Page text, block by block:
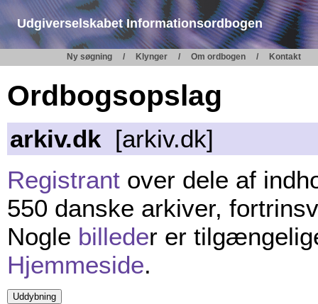
Udgiverselskabet Informationsordbogen
Ny søgning Klynger Om ordbogen Kontakt
Ordbogsopslag
arkiv.dk [arkiv.dk]
Registrant over dele af
550 danske arkiver,
Nogle billeder er
Hjemmeside.